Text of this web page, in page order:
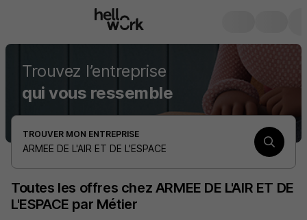
Trouvez l’entreprise
qui vous ressemble
TROUVER MON ENTREPRISE
ARMEE DE L'AIR ET DE L'ESPACE
Toutes les offres chez ARMEE DE L'AIR ET DE
L'ESPACE par Métier